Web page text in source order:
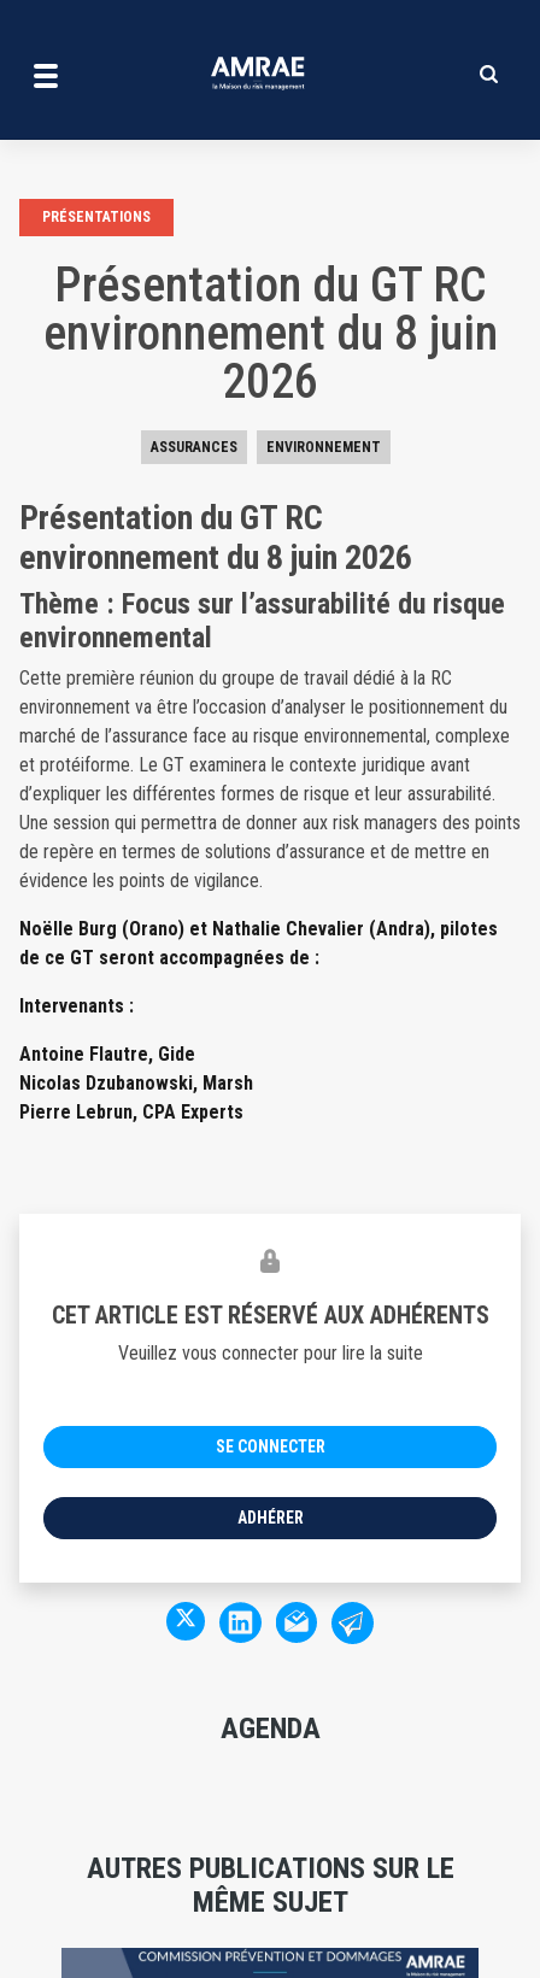
contenu
PRÉSENTATIONS
Présentation du GT RC
environnement du 8 juin
2026
ASSURANCES ENVIRONNEMENT
Présentation du GT RC
environnement du 8 juin 2026
Thème : Focus sur l’assurabilité du risque
environnemental
Cette première réunion du groupe de travail dédié à la RC
environnement va être l’occasion d’analyser le positionnement du
marché de l’assurance face au risque environnemental, complexe
et protéiforme. Le GT examinera le contexte juridique avant
d’expliquer les différentes formes de risque et leur assurabilité.
Une session qui permettra de donner aux risk managers des points
de repère en termes de solutions d’assurance et de mettre en
évidence les points de vigilance.
Noëlle Burg (Orano) et Nathalie Chevalier (Andra), pilotes
de ce GT seront accompagnées de :
Intervenants :
Antoine Flautre, Gide
Nicolas Dzubanowski, Marsh
Pierre Lebrun, CPA Experts
CET ARTICLE EST RÉSERVÉ AUX ADHÉRENTS
Veuillez vous connecter pour lire la suite
SE CONNECTER
ADHÉRER
AGENDA
AUTRES PUBLICATIONS SUR LE
MÊME SUJET